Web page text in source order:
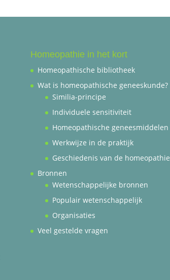
Homeopathie in het kort
Homeopathische bibliotheek
Wat is homeopathische geneeskunde?
Similia-principe
Individuele sensitiviteit
Homeopathische geneesmiddelen
Werkwijze in de praktijk
Geschiedenis van de homeopathie
Bronnen
Wetenschappelijke bronnen
Populair wetenschappelijk
Organisaties
Veel gestelde vragen